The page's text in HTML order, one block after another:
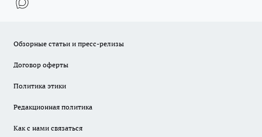
Обзорные статьи и пресс-релизы
Договор оферты
Политика этики
Редакционная политика
Как с нами связаться